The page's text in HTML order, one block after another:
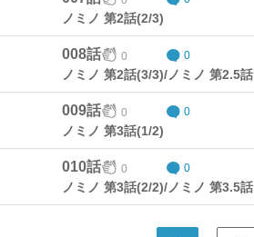
ノミノ 第2話(2/3)
008話 0 0
ノミノ 第2話(3/3)/ノミノ 第2.5話
009話 0 0
ノミノ 第3話(1/2)
010話 0 0
ノミノ 第3話(2/2)/ノミノ 第3.5話